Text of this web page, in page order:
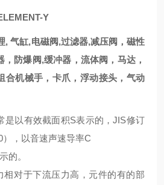
Y
, 气缸,电磁阀,过滤器,减压阀，磁性
防爆阀,缓冲器，流体阀，马达，
合机械手，卡爪，浮动接头，气动
是以有效截面积S表示的，JIS修订
），以音速声速导率C
的。
对于下流压力高，元件的有的部